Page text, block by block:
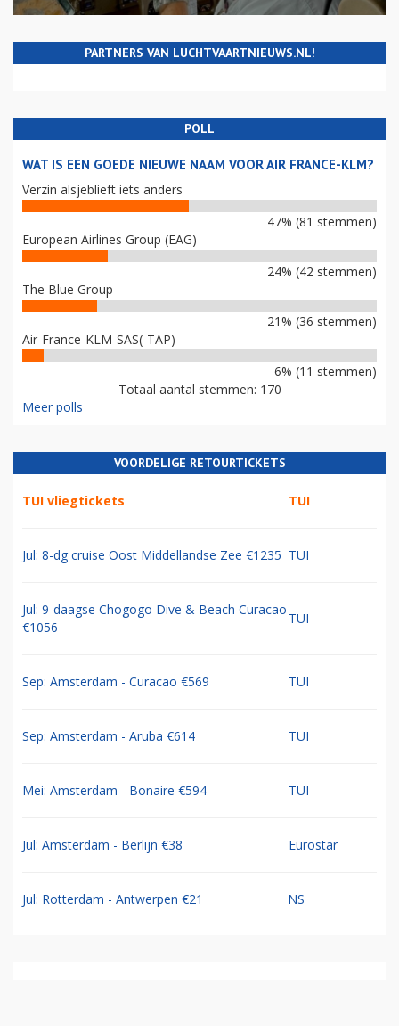
PARTNERS VAN LUCHTVAARTNIEUWS.NL!
POLL
WAT IS EEN GOEDE NIEUWE NAAM VOOR AIR FRANCE-KLM?
Verzin alsjeblieft iets anders
47% (81 stemmen)
European Airlines Group (EAG)
24% (42 stemmen)
The Blue Group
21% (36 stemmen)
Air-France-KLM-SAS(-TAP)
6% (11 stemmen)
Totaal aantal stemmen: 170
Meer polls
VOORDELIGE RETOURTICKETS
TUI vliegtickets TUI
Jul: 8-dg cruise Oost Middellandse Zee €1235 TUI
Jul: 9-daagse Chogogo Dive & Beach Curacao
€1056
TUI
Sep: Amsterdam - Curacao €569 TUI
Sep: Amsterdam - Aruba €614 TUI
Mei: Amsterdam - Bonaire €594 TUI
Jul: Amsterdam - Berlijn €38 Eurostar
Jul: Rotterdam - Antwerpen €21 NS